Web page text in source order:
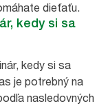
dieťaťu.
kedy si sa
kedy si sa
je potrebný na
nasledovných